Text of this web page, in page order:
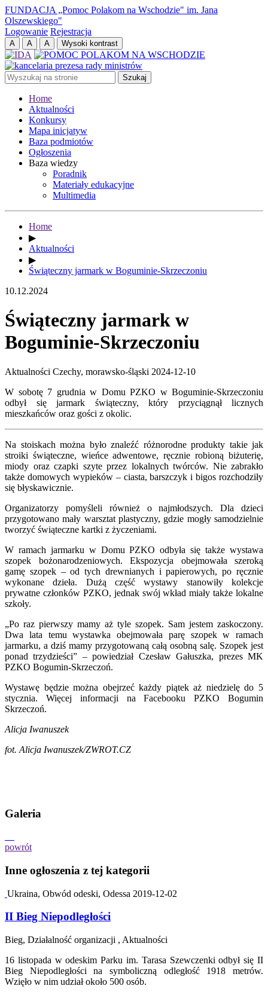
FUNDACJA „Pomoc Polakom na Wschodzie" im. Jana
Olszewskiego"
Logowanie Rejestracja
Home
Aktualności
Konkursy
Mapa inicjatyw
Baza podmiotów
Ogłoszenia
Baza wiedzy
Poradnik
Materiały edukacyjne
Multimedia
Home
▶
Aktualności
▶
Świąteczny jarmark w Boguminie-Skrzeczoniu
10.12.2024
Świąteczny jarmark w
Boguminie-Skrzeczoniu
Aktualności Czechy, morawsko-śląski 2024-12-10
W sobotę 7 grudnia w Domu PZKO w Boguminie-Skrzeczoniu
odbył się jarmark świąteczny, który przyciągnął licznych
mieszkańców oraz gości z okolic.
Na stoiskach można było znaleźć różnorodne produkty takie jak
stroiki świąteczne, wieńce adwentowe, ręcznie robioną biżuterię,
miody oraz czapki szyte przez lokalnych twórców. Nie zabrakło
także domowych wypieków – ciasta, barszczyk i bigos rozchodziły
się błyskawicznie.
Organizatorzy pomyśleli również o najmłodszych. Dla dzieci
przygotowano mały warsztat plastyczny, gdzie mogły samodzielnie
tworzyć świąteczne kartki z życzeniami.
W ramach jarmarku w Domu PZKO odbyła się także wystawa
szopek bożonarodzeniowych. Ekspozycja obejmowała szeroką
gamę szopek – od tych drewnianych i papierowych, po ręcznie
wykonane dzieła. Dużą część wystawy stanowiły kolekcje
prywatne członków PZKO, jednak swój wkład miały także lokalne
szkoły.
„Po raz pierwszy mamy aż tyle szopek. Sam jestem zaskoczony.
Dwa lata temu wystawka obejmowała parę szopek w ramach
jarmarku, a dziś mamy przygotowaną całą osobną salę. Szopek jest
ponad trzydzieści” – powiedział Czesław Gałuszka, prezes MK
PZKO Bogumin-Skrzeczoń.
Wystawę będzie można obejrzeć każdy piątek aż niedzielę do 5
stycznia. Więcej informacji na Facebooku PZKO Bogumin
Skrzeczoń.
Alicja Iwanuszek
fot. Alicja Iwanuszek/ZWROT.CZ
Galeria
powrót
Inne ogłoszenia z tej kategorii
Ukraina, Obwód odeski, Odessa 2019-12-02
II Bieg Niepodległości
Bieg, Działalność organizacji , Aktualności
16 listopada w odeskim Parku im. Tarasa Szewczenki odbył się II
Bieg Niepodległości na symboliczną odległość 1918 metrów.
Wzięło w nim udział około 500 osób.